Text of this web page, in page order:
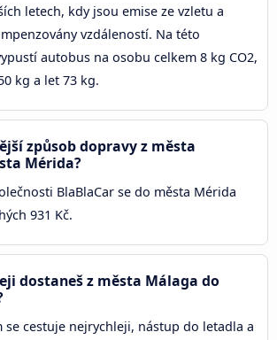
letech, kdy jsou emise ze vzletu a
vzdáleností. Na této
autobus na osobu celkem 8 kg CO2,
kg a let 73 kg.
způsob dopravy z města
Mérida?
BlaBlaCar se do města Mérida
931 Kč.
dostaneš z města Málaga do
se cestuje nejrychleji, nástup do letadla a